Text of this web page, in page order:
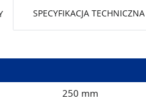
250 mm
SPECYFIKACJA TECHNICZNA